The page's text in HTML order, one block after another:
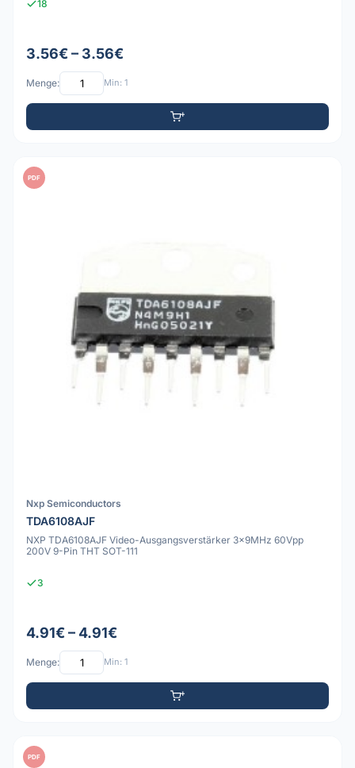
18
3.56€ – 3.56€
Menge: Min: 1
PDF
Nxp Semiconductors
TDA6108AJF
NXP TDA6108AJF Video-Ausgangsverstärker 3x9MHz 60Vpp
200V 9-Pin THT SOT-111
3
4.91€ – 4.91€
Menge: Min: 1
PDF